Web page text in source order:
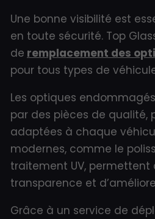
Une bonne visibilité est
en toute sécurité. Top
de remplacement des
pour tous types de
Les optiques
par des pièces de qualité,
adaptées à chaque
modernes, comme le
traitement UV, permettent
transparence et
Grâce à un service de